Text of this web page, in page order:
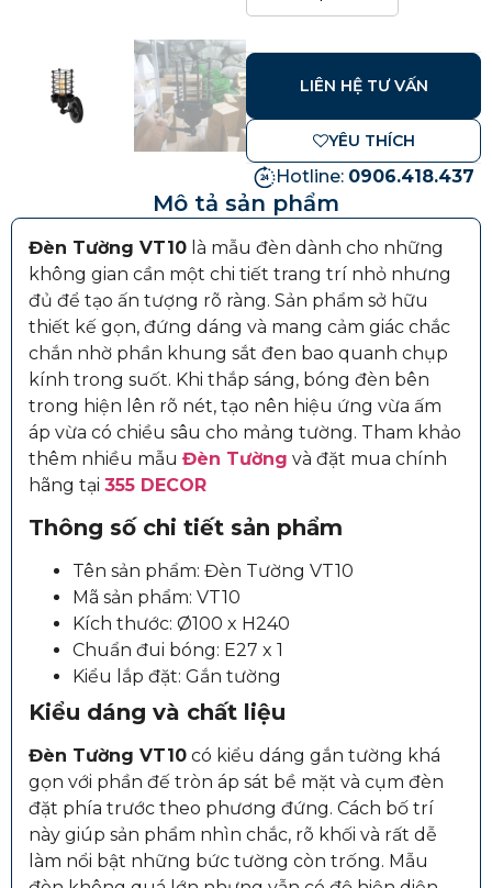
LIÊN HỆ TƯ VẤN
YÊU THÍCH
Hotline: 0906.418.437
Mô tả sản phẩm
Đèn Tường VT10 là mẫu đèn dành cho những
không gian cần một chi tiết trang trí nhỏ nhưng
đủ để tạo ấn tượng rõ ràng. Sản phẩm sở hữu
thiết kế gọn, đứng dáng và mang cảm giác chắc
chắn nhờ phần khung sắt đen bao quanh chụp
kính trong suốt. Khi thắp sáng, bóng đèn bên
trong hiện lên rõ nét, tạo nên hiệu ứng vừa ấm
áp vừa có chiều sâu cho mảng tường. Tham khảo
thêm nhiều mẫu Đèn Tường và đặt mua chính
hãng tại 355 DECOR
Thông số chi tiết sản phẩm
Tên sản phẩm: Đèn Tường VT10
Mã sản phẩm: VT10
Kích thước: Ø100 x H240
Chuẩn đui bóng: E27 x 1
Kiểu lắp đặt: Gắn tường
Kiểu dáng và chất liệu
Đèn Tường VT10 có kiểu dáng gắn tường khá
gọn với phần đế tròn áp sát bề mặt và cụm đèn
đặt phía trước theo phương đứng. Cách bố trí
này giúp sản phẩm nhìn chắc, rõ khối và rất dễ
làm nổi bật những bức tường còn trống. Mẫu